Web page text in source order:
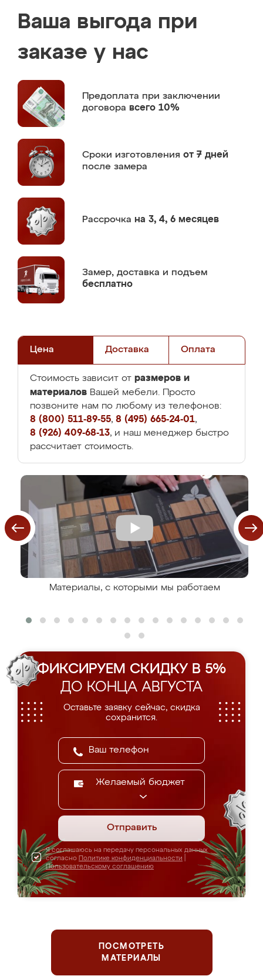
Ваша выгода при
заказе у нас
Предоплата при заключении
договора всего 10%
Сроки изготовления от 7 дней
после замера
Рассрочка на 3, 4, 6 месяцев
Замер, доставка и подъем
бесплатно
Цена Доставка Оплата
Стоимость зависит от размеров и
материалов Вашей мебели. Просто
позвоните нам по любому из телефонов:
8 (800) 511-89-55, 8 (495) 665-24-01,
8 (926) 409-68-13, и наш менеджер быстро
рассчитает стоимость.
Материалы, с которыми мы работаем
ФИКСИРУЕМ СКИДКУ В 5%
ДО КОНЦА АВГУСТА
Оставьте заявку сейчас, скидка
сохранится.
Желаемый бюджет
Отправить
Я соглашаюсь на передачу персональных данных
согласно Политике конфиденциальности
Пользовательскому соглашению
ПОСМОТРЕТЬ
МАТЕРИАЛЫ